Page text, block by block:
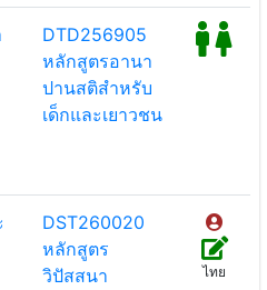
DTD256905
หลักสูตรอานา
ปานสติสำหรับ
เด็กและเยาวชน
DST260020
หลักสูตร
วิปัสสนา
ไทย